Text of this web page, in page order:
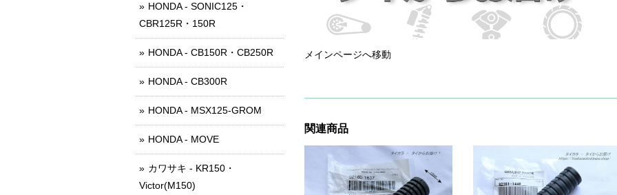
メインページへ移動
関連商品
HONDA - SONIC125・
CBR125R・150R
HONDA - CB150R・CB250R
HONDA - CB300R
HONDA - MSX125-GROM
HONDA - MOVE
カワサキ - KR150・
Victor(M150)